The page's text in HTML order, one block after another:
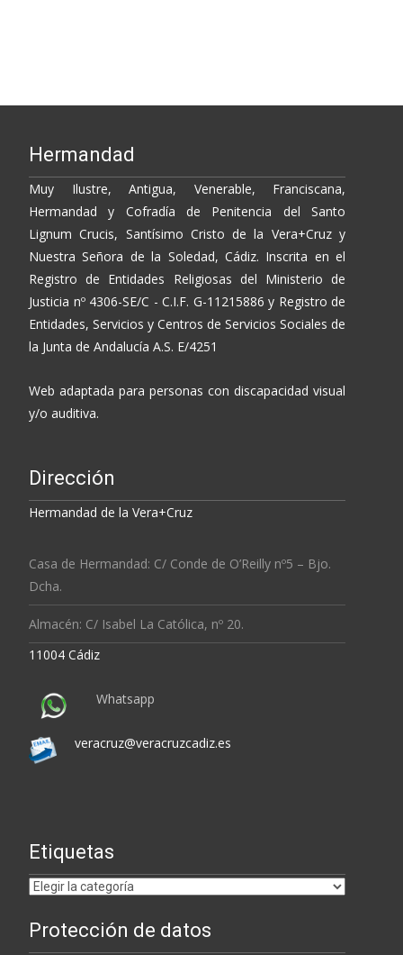
o n ti
Hermandad
Muy Ilustre, Antigua, Venerable, Franciscana,
Hermandad y Cofradía de Penitencia del Santo
Lignum Crucis, Santísimo Cristo de la Vera+Cruz y
Nuestra Señora de la Soledad, Cádiz. Inscrita en el
Registro de Entidades Religiosas del Ministerio de
Justicia nº 4306-SE/C - C.I.F. G-11215886 y Registro de
Entidades, Servicios y Centros de Servicios Sociales de
la Junta de Andalucía A.S. E/4251
Web adaptada para personas con discapacidad visual
y/o auditiva.
Dirección
Hermandad de la Vera+Cruz
Casa de Hermandad: C/ Conde de O’Reilly nº5 – Bjo.
Dcha.
Almacén: C/ Isabel La Católica, nº 20.
11004 Cádiz
Whatsapp
veracruz@veracruzcadiz.es
Etiquetas
Etiquetas
Protección de datos